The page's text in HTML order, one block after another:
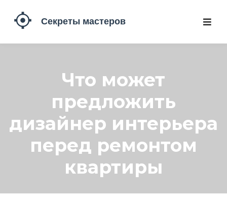
Что может
предложить
дизайнер интерьера
перед ремонтом
квартиры